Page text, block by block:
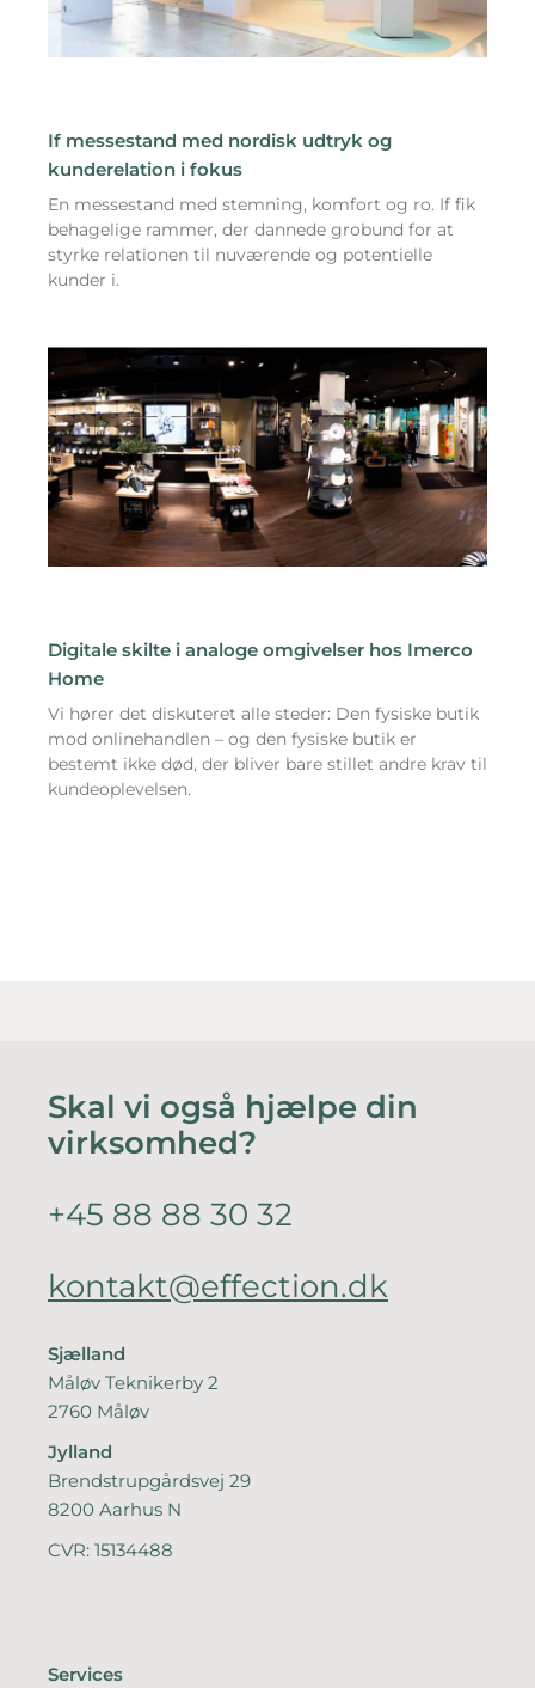
If messestand med nordisk udtryk og
kunderelation i fokus
En messestand med stemning, komfort og ro. If fik
behagelige rammer, der dannede grobund for at
styrke relationen til nuværende og potentielle
kunder i.
Digitale skilte i analoge omgivelser hos Imerco
Home
Vi hører det diskuteret alle steder: Den fysiske butik
mod onlinehandlen – og den fysiske butik er
bestemt ikke død, der bliver bare stillet andre krav til
kundeoplevelsen.
Skal vi også hjælpe din
virksomhed?
+45 88 88 30 32
kontakt@effection.dk
Sjælland
Måløv Teknikerby 2
2760 Måløv
Jylland
Brendstrupgårdsvej 29
8200 Aarhus N
CVR: 15134488
Services